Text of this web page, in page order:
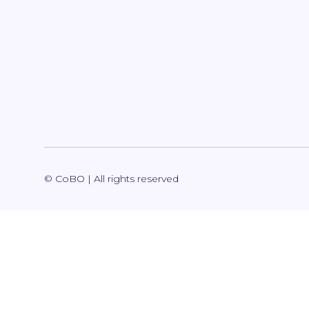
© CoBO | All rights reserved